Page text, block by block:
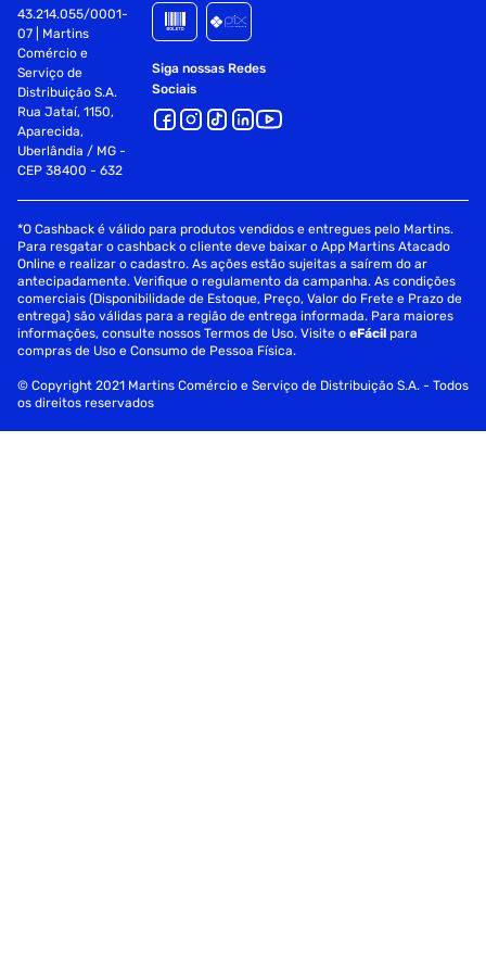
43.214.055/0001-
07 | Martins
Comércio e
Serviço de
Distribuição S.A.
Rua Jataí, 1150,
Aparecida,
Uberlândia / MG -
CEP 38400 - 632
Siga nossas Redes
Sociais
*O Cashback é válido para produtos vendidos e entregues pelo Martins.
Para resgatar o cashback o cliente deve baixar o App Martins Atacado
Online e realizar o cadastro. As ações estão sujeitas a saírem do ar
antecipadamente. Verifique o regulamento da campanha. As condições
comerciais (Disponibilidade de Estoque, Preço, Valor do Frete e Prazo de
entrega) são válidas para a região de entrega informada. Para maiores
informações, consulte nossos Termos de Uso. Visite oeFácil para
compras de Uso e Consumo de Pessoa Física.
© Copyright 2021 Martins Comércio e Serviço de Distribuição S.A. - Todos
os direitos reservados